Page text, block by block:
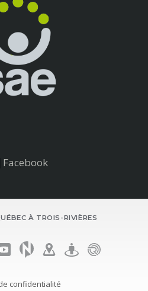
Facebook
À TROIS-RIVIÈRES
confidentialité